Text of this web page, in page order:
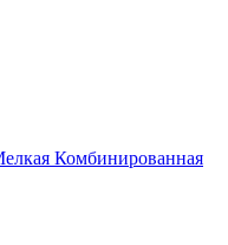
Комбинированная